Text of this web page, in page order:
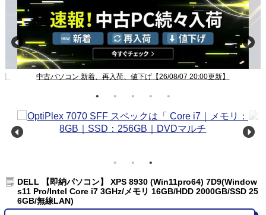
中古パソコン 新着、再入荷、値下げ【26/08/07 20:00更新】
DELL 【即納パソコン】 XPS 8930 (Win11pro64) 7D9(Window
s11 Pro/Intel Core i7 3GHz/メモリ 16GB/HDD 2000GB/SSD 25
6GB/無線LAN)